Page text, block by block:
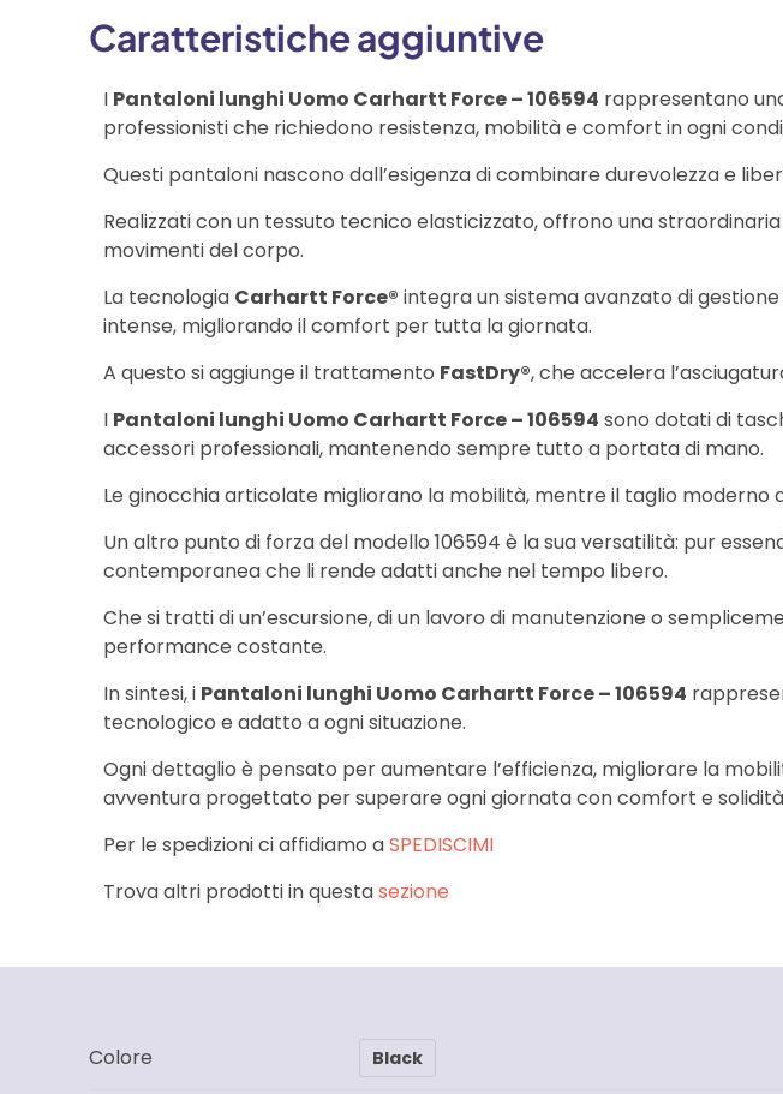
Caratteristiche aggiuntive
I Pantaloni lunghi Uomo Carhartt Force – 106594 rappresentano
professionisti che richiedono resistenza, mobilità e comfort in ogni
Questi pantaloni nascono dall’esigenza di combinare durevolezza e
Realizzati con un tessuto tecnico elasticizzato, offrono una
movimenti del corpo.
La tecnologia Carhartt Force® integra un sistema avanzato di
intense, migliorando il comfort per tutta la giornata.
A questo si aggiunge il trattamento FastDry®, che accelera
I Pantaloni lunghi Uomo Carhartt Force – 106594 sono dotati di
accessori professionali, mantenendo sempre tutto a portata di mano.
Le ginocchia articolate migliorano la mobilità, mentre il taglio
Un altro punto di forza del modello 106594 è la sua versatilità: pur
contemporanea che li rende adatti anche nel tempo libero.
Che si tratti di un’escursione, di un lavoro di manutenzione o
performance costante.
In sintesi, i Pantaloni lunghi Uomo Carhartt Force – 106594
tecnologico e adatto a ogni situazione.
Ogni dettaglio è pensato per aumentare l’efficienza, migliorare la
avventura progettato per superare ogni giornata con comfort e
Per le spedizioni ci affidiamo aSPEDISCIMI
Trova altri prodotti in questasezione
Colore Black